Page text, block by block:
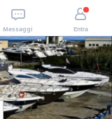
Messaggi Entra